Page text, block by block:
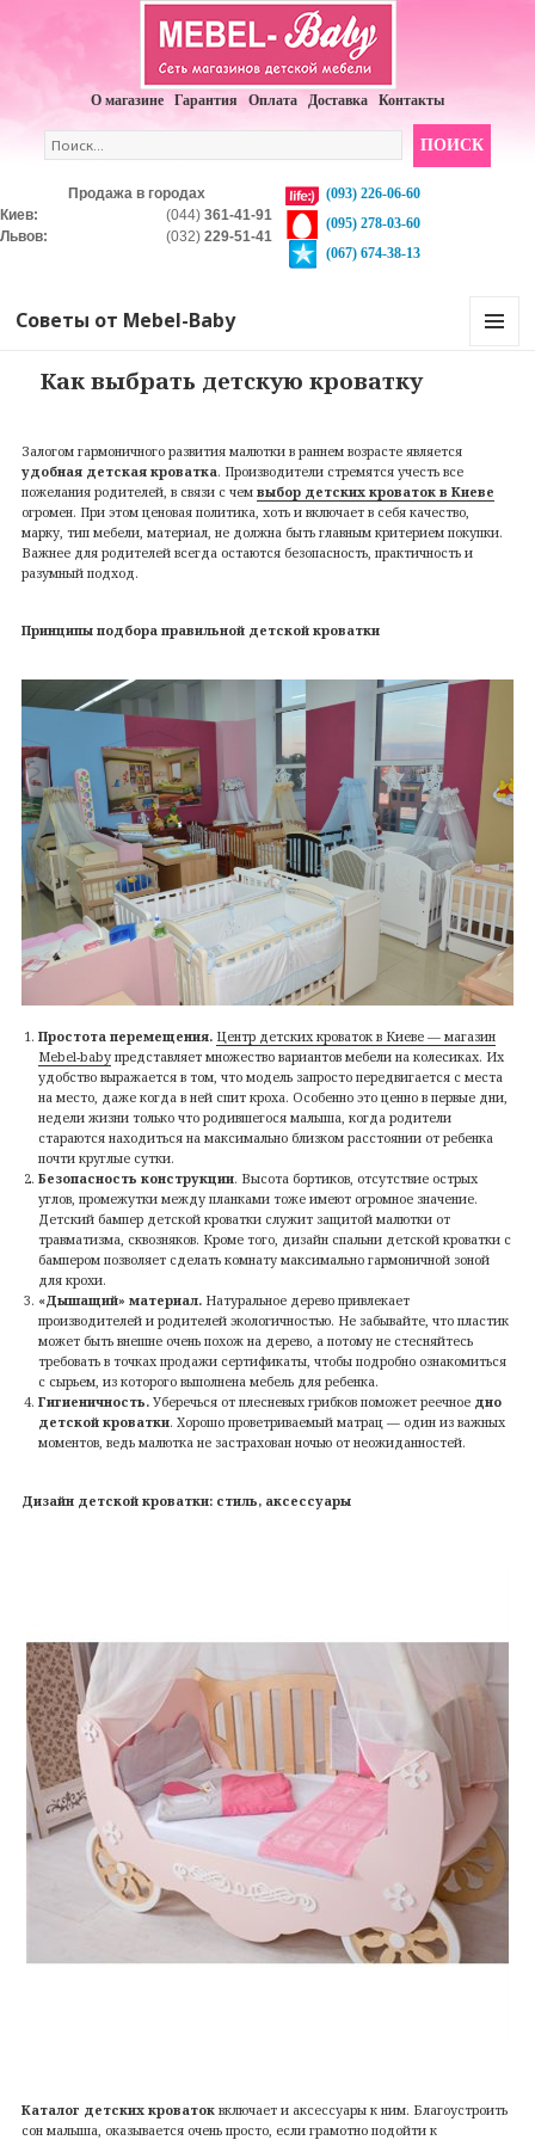
О магазине Гарантия Оплата Доставка Контакты
Продажа в городах
Киев:
(044) 361-41-91
Львов:
(032) 229-51-41
(093) 226-06-60
(095) 278-03-60
(067) 674-38-13
Советы от Mebel-Baby
Как выбрать детскую кроватку
Залогом гармоничного развития малютки в раннем возрасте является
удобная детская кроватка. Производители стремятся учесть все
пожелания родителей, в связи с чем выбор детских кроваток в Киеве
огромен. При этом ценовая политика, хоть и включает в себя качество,
марку, тип мебели, материал, не должна быть главным критерием покупки.
Важнее для родителей всегда остаются безопасность, практичность и
разумный подход.
Принципы подбора правильной детской кроватки
Простота перемещения. Центр детских кроваток в Киеве — магазин
Mebel-baby представляет множество вариантов мебели на колесиках. Их
удобство выражается в том, что модель запросто передвигается с места
на место, даже когда в ней спит кроха. Особенно это ценно в первые дни,
недели жизни только что родившегося малыша, когда родители
стараются находиться на максимально близком расстоянии от ребенка
почти круглые сутки.
Безопасность конструкции. Высота бортиков, отсутствие острых
углов, промежутки между планками тоже имеют огромное значение.
Детский бампер детской кроватки служит защитой малютки от
травматизма, сквозняков. Кроме того, дизайн спальни детской кроватки с
бампером позволяет сделать комнату максимально гармоничной зоной
для крохи.
«Дышащий» материал. Натуральное дерево привлекает
производителей и родителей экологичностью. Не забывайте, что пластик
может быть внешне очень похож на дерево, а потому не стесняйтесь
требовать в точках продажи сертификаты, чтобы подробно ознакомиться
с сырьем, из которого выполнена мебель для ребенка.
Гигиеничность. Уберечься от плесневых грибков поможет реечное дно
детской кроватки. Хорошо проветриваемый матрац — один из важных
моментов, ведь малютка не застрахован ночью от неожиданностей.
Дизайн детской кроватки: стиль, аксессуары
Каталог детских кроватоквключает и аксессуары к ним. Благоустроить
сон малыша, оказывается очень просто, если грамотно подойти к